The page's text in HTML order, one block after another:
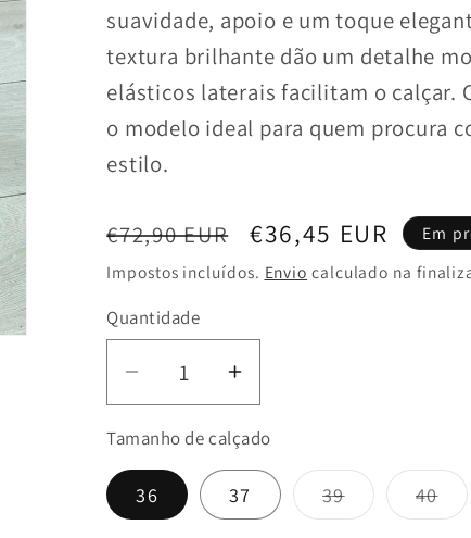
suavidade, apoio e um toque
textura brilhante dão um detalhe
elásticos laterais facilitam o calçar.
o modelo ideal para quem procura
estilo.
Preço
normal
€72,90 EUR
Preço
de
€36,45 EUR
Em
Impostos incluídos. Envio calculado na
Quantidade
Diminuir
a
quantidade
de
Mocassim
Aumentar
a
quantidade
de
Mocassim
Tamanho de calçado
36 37 39Variante
esgotada
40